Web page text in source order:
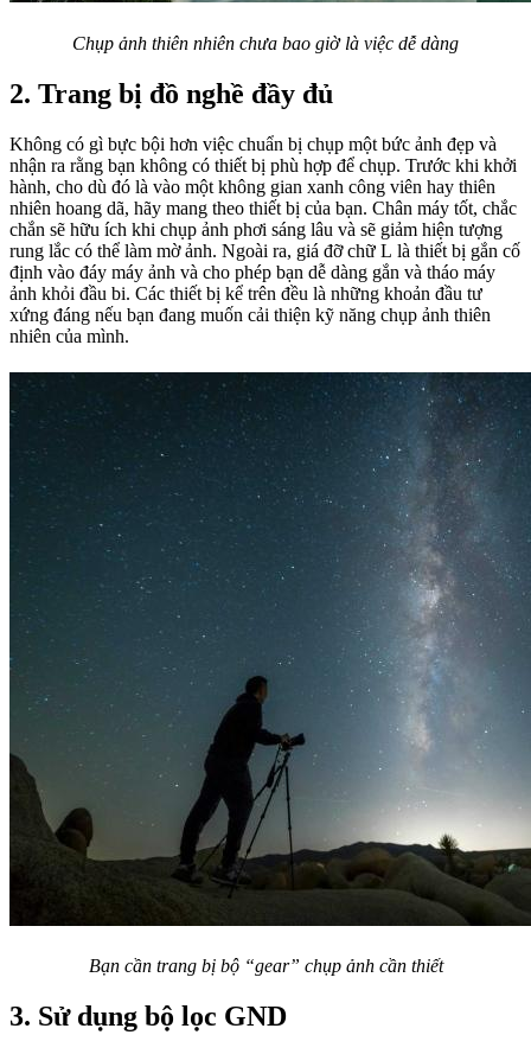
Chụp ảnh thiên nhiên chưa bao giờ là việc dễ dàng
2. Trang bị đồ nghề đầy đủ
Không có gì bực bội hơn việc chuẩn bị chụp một bức ảnh đẹp và
nhận ra rằng bạn không có thiết bị phù hợp để chụp. Trước khi khởi
hành, cho dù đó là vào một không gian xanh công viên hay thiên
nhiên hoang dã, hãy mang theo thiết bị của bạn. Chân máy tốt, chắc
chắn sẽ hữu ích khi chụp ảnh phơi sáng lâu và sẽ giảm hiện tượng
rung lắc có thể làm mờ ảnh. Ngoài ra, giá đỡ chữ L là thiết bị gắn cố
định vào đáy máy ảnh và cho phép bạn dễ dàng gắn và tháo máy
ảnh khỏi đầu bi. Các thiết bị kể trên đều là những khoản đầu tư
xứng đáng nếu bạn đang muốn cải thiện kỹ năng chụp ảnh thiên
nhiên của mình.
Bạn cần trang bị bộ “gear” chụp ảnh cần thiết
3. Sử dụng bộ lọc GND